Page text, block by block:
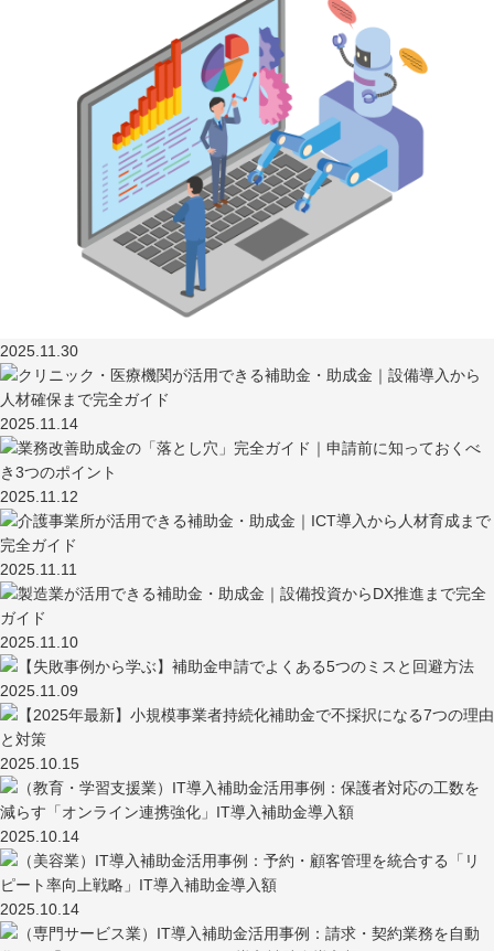
2025.11.30
2025.11.14
2025.11.12
2025.11.11
2025.11.10
2025.11.09
2025.10.15
2025.10.14
2025.10.14